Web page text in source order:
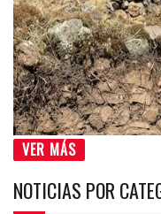
VER MÁS
NOTICIAS POR